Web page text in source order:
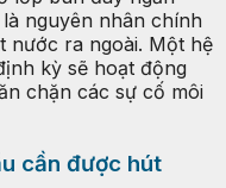
nguyên nhân chính
nước ra ngoài. Một hệ
kỳ sẽ hoạt động
chặn các sự cố môi
cần được hút